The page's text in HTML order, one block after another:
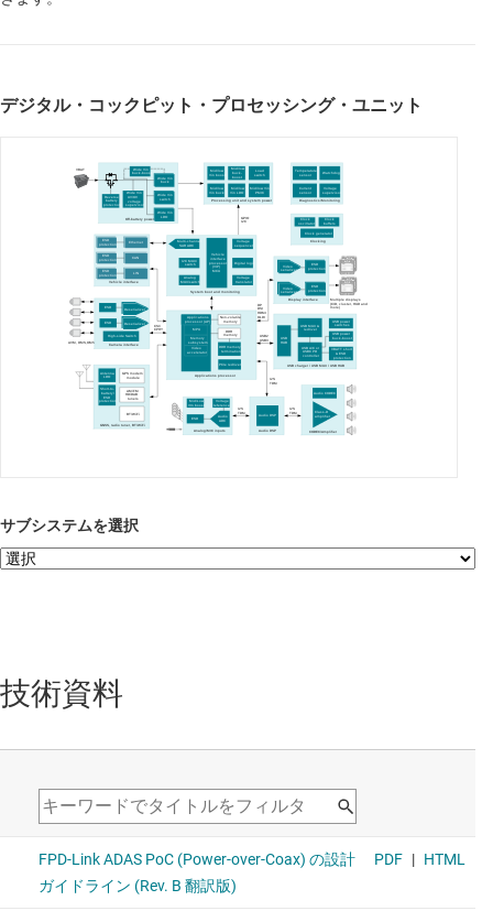
デジタル・コックピット・プロセッシング・ユニット
Multiple displays
(CID, cluster, HUD and
more)
Applications processor
MPU
Memory
s ubsystem
Video
accelerator
Applications
processor (AP)
Non-volatile
memory
DDR memory
termination
DDR
memory
PCIeredriver
Vehicle nterface
USB charger / USB MUX / USB HUB
USB
HUB
USB A/C or
USBC PD
controller
VBATT short
&ESD
protection
USB MUX &
redriver
USB power
switches
USB power
buck-boost
Audio DSP
Audio DSP
VBAT
Clocking
Clock generator
Clock
buffers
Clock
oscillator
GPIO
I2C
CSI/
CPHY
DP
DSI
HDMI
OLDI
I2S
TDM
I2S
TDM
I2S
TDM
USB2
USB3
AVM, DMS,OMS
ESD
protection Ethernet
ESD
protection CAN
ESD
protection LIN
Off-battery power
Wide Vin
UV/OV
voltage
supervisor
Wide Vin
buck
Wide Vin
switch
Wide Vin
LDO
Wide Vin
buck-boost
Reverse
battery
protection
Displayinterface
Video
serializer
ESD
protection
Video
serializer
ESD
protection
Camera interface
ESD
ESD
Deserializer
Deserializer
High-side Switch
GNSS,radiotuner, BT/WiFi
Antenna
LDO
Short-to-
battery/
ESD
protection
GPSmodem
module
AM/FM
HD/DAB
tuners
BT/WiFi
Analog/MIC inputs
Audio
ADC
ESD
Mid/Low
VIn boost
Voltage
reference
CODEC/Amplifier
Audio CODEC
Class-D
amplifier
System boot and monitoring
Voltage
sequencer
Multi-channel
SAR ADC
Digital logic
Voltage
translator
Analog
MUX/switch
Vehicle
interface
processor
(VIP)
MCU
I2C MUX/
switch
Processingunit andsystempower
Mid/low
Vin boost
Mid/low
buck-
boost
Mid/low
Vin buck
Mid/low
Vin LDO
Mid/low Vin
PMIC
Load
switch
Diagnostics/Monitoring
Watchdog
Current
sensor
Temperature
sensor
Voltage
s upervisor
サブシステムを選択
技術資料